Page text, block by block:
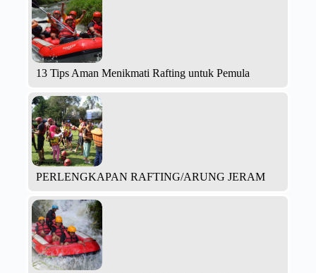
13 Tips Aman Menikmati Rafting untuk Pemula
PERLENGKAPAN RAFTING/ARUNG JERAM